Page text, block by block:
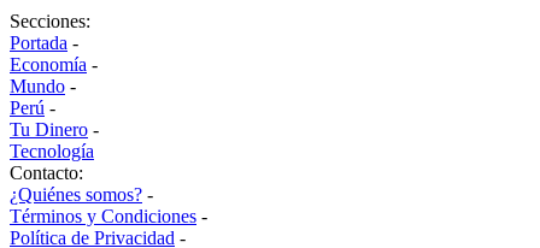
Secciones:
Portada -
Economía -
Mundo -
Perú -
Tu Dinero -
Tecnología
Contacto:
¿Quiénes somos? -
Términos y Condiciones -
Política de Privacidad -